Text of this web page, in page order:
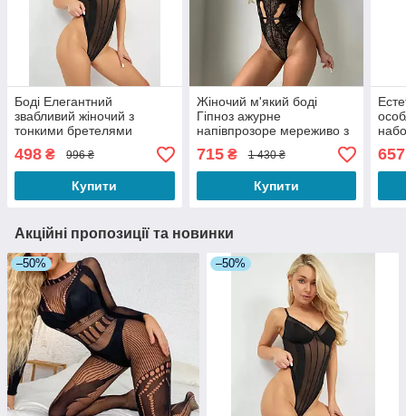
Боді Елегантний
звабливий жіночий з
тонкими бретелями
напівпрозорий в
білизняному стилі чорний
XS
498 ₴ 996 ₴
Купити
Жіночий м'який боді
Гіпноз ажурне
напівпрозоре мереживо з
вирізами чорний S
715₴ 1 430 ₴
Купити
657
Акційні пропозиції та новинки
–50% –50%